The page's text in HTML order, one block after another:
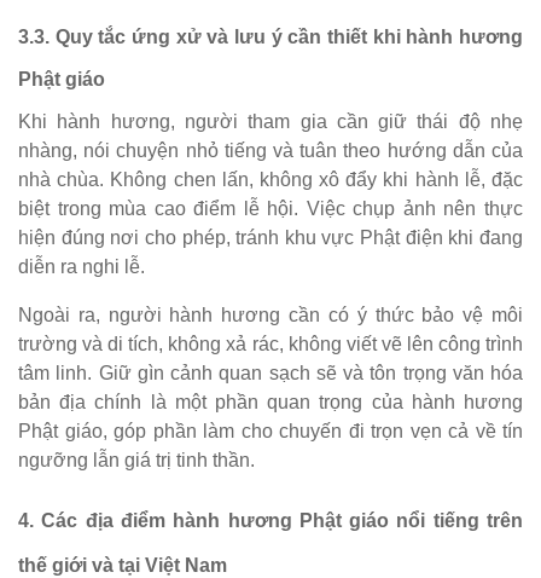
3.3. Quy tắc ứng xử và lưu ý cần thiết khi hành hương
Phật giáo
Khi hành hương, người tham gia cần giữ thái độ nhẹ
nhàng, nói chuyện nhỏ tiếng và tuân theo hướng dẫn của
nhà chùa. Không chen lấn, không xô đẩy khi hành lễ, đặc
biệt trong mùa cao điểm lễ hội. Việc chụp ảnh nên thực
hiện đúng nơi cho phép, tránh khu vực Phật điện khi đang
diễn ra nghi lễ.
Ngoài ra, người hành hương cần có ý thức bảo vệ môi
trường và di tích, không xả rác, không viết vẽ lên công trình
tâm linh. Giữ gìn cảnh quan sạch sẽ và tôn trọng văn hóa
bản địa chính là một phần quan trọng của hành hương
Phật giáo, góp phần làm cho chuyến đi trọn vẹn cả về tín
ngưỡng lẫn giá trị tinh thần.
4. Các địa điểm hành hương Phật giáo nổi tiếng trên
thế giới và tại Việt Nam